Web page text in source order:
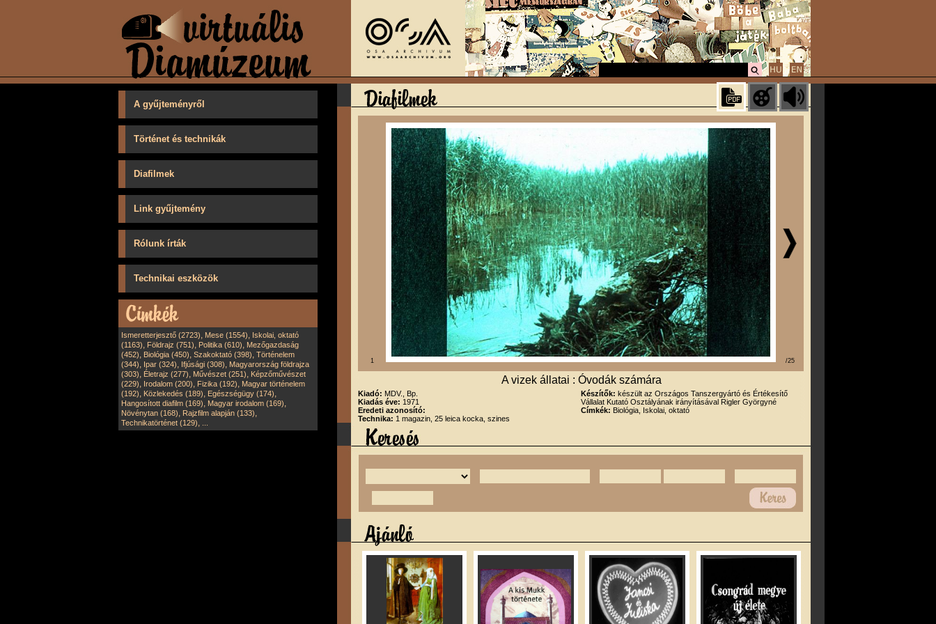
A gyűjteményről
Történet és technikák
Diafilmek
Link gyűjtemény
Rólunk írták
Technikai eszközök
Ismeretterjesztő (2723), Mese (1554), Iskolai, oktató
(1163), Földrajz (751), Politika (610), Mezőgazdaság
(452), Biológia (450), Szakoktató (398), Történelem
(344), Ipar (324), Ifjúsági (308), Magyarország földrajza
(303), Életrajz (277), Művészet (251), Képzőművészet
(229), Irodalom (200), Fizika (192), Magyar történelem
(192), Közlekedés (189), Egészségügy (174),
Hangosított diafilm (169), Magyar irodalom (169),
Növénytan (168), Rajzfilm alapján (133),
Technikatörténet (129),
1 /25
A vizek állatai : Óvodák számára
Kiadó: MDV., Bp.
Kiadás éve: 1971
Eredeti azonosító:
Technika: 1 magazin, 25 leica kocka, szines
Készítők: készült az Országos Tanszergyártó és Értékesítő
Vállalat Kutató Osztályának irányításával Rigler Györgyné
Címkék: Biológia, Iskolai, oktató